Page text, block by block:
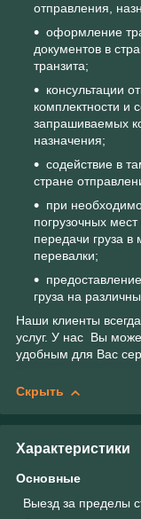
отправления,
оформление
документов в
транзита;
консультации
комплектности и
запрашиваемых
назначения;
содействие в
стране
при
погрузочных
передачи груза в
перевалки;
груза на
Наши клиенты
услуг. У нас Вы
удобным для Вас
Скрыть
Характеристики
Основные
Выезд за пределы